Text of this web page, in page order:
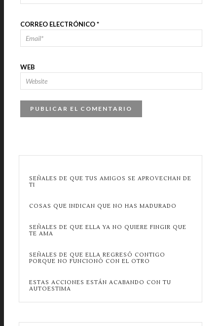
CORREO ELECTRÓNICO*
WEB
SEÑALES DE QUE TUS AMIGOS SE APROVECHAN DE
TI
COSAS QUE INDICAN QUE NO HAS MADURADO
SEÑALES DE QUE ELLA YA NO QUIERE FINGIR QUE
TE AMA
SEÑALES DE QUE ELLA REGRESÓ CONTIGO
PORQUE NO FUNCIONÓ CON EL OTRO
ESTAS ACCIONES ESTÁN ACABANDO CON TU
AUTOESTIMA